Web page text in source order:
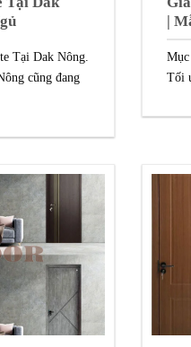
Tại Dak Nông.
cũng đang
|
Tối